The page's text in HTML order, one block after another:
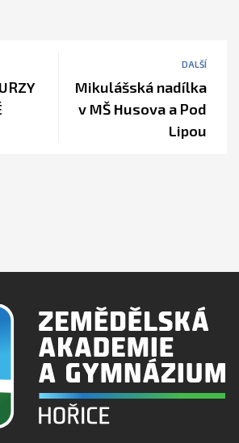
DALŠÍ
Mikulášská nadílka
v MŠ Husova a Pod
Lipou